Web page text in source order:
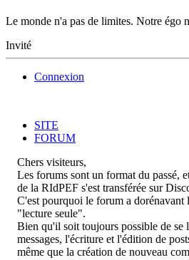
Le monde n'a pas de limites. Notre égo
Invité
Connexion
SITE
FORUM
Chers visiteurs,
Les forums sont un format du passé,
de la RIdPEF s'est transférée sur
C'est pourquoi le forum a dorénavant
"lecture seule".
Bien qu'il soit toujours possible de se
messages, l'écriture et l'édition de
même que la création de nouveau